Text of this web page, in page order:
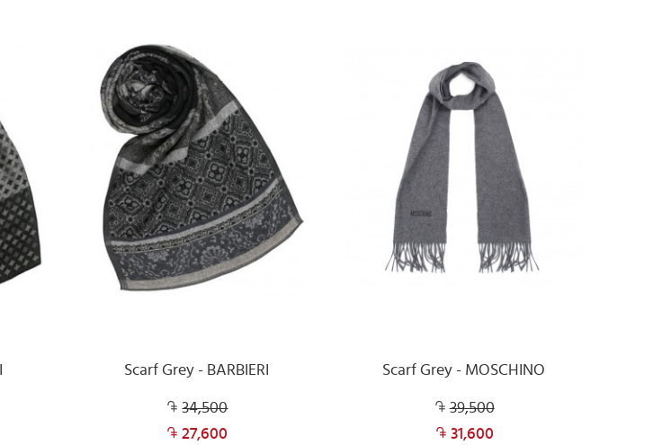
Scarf Grey - BARBIERI
34,500
27,600
Scarf Grey - MOSCHINO
39,500
31,600